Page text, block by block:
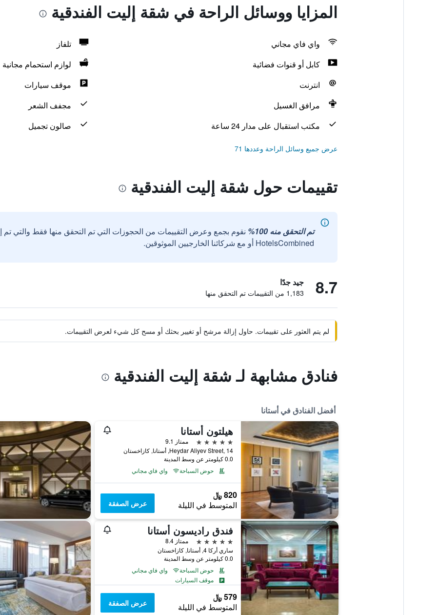
المزايا ووسائل الراحة في شقة إليت الفندقية
واي فاي مجاني
تلفاز
كابل أو قنوات فضائية
لوازم استحمام مجانية
انترنت
موقف سيارات
مرافق الغسيل
مجفف الشعر
مكتب استقبال على مدار 24 ساعة
صالون تجميل
عرض جميع وسائل الراحة وعددها 71
تقييمات حول شقة إليت الفندقية
تم التحقق منه 100%
نقوم بجمع وعرض التقييمات من الحجوزات التي تم التحقق منها فقط والتي
HotelsCombined أو مع شركائنا الخارجيين الموثوقين.
8.7 جيد جدًا
1,183 من التقييمات تم التحقق منها
لم يتم العثور على تقييمات. حاول إزالة مرشح أو تغيير بحثك أو مسح كل شيء لعرض التقييمات.
فنادق مشابهة لـ شقة إليت الفندقية
أفضل الفنادق في أستانا
هيلتون أستانا
5 نجوم
ممتاز 9.1
Heydar Aliyev Street, 14, أستانا, كازاخستان
0.0 كيلومتر عن وسط المدينة
حوض السباحة
واي فاي مجاني
820 ﷼
المتوسط في الليلة عرض الصفقة
فندق راديسون أستانا
5 نجوم
ممتاز 8.4
ساري أركا 4, أستانا, كازاخستان
0.0 كيلومتر عن وسط المدينة
حوض السباحة
واي فاي مجاني
موقف السيارات
579 ﷼
المتوسط في الليلة عرض الصفقة